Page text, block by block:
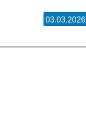
03.03.2026